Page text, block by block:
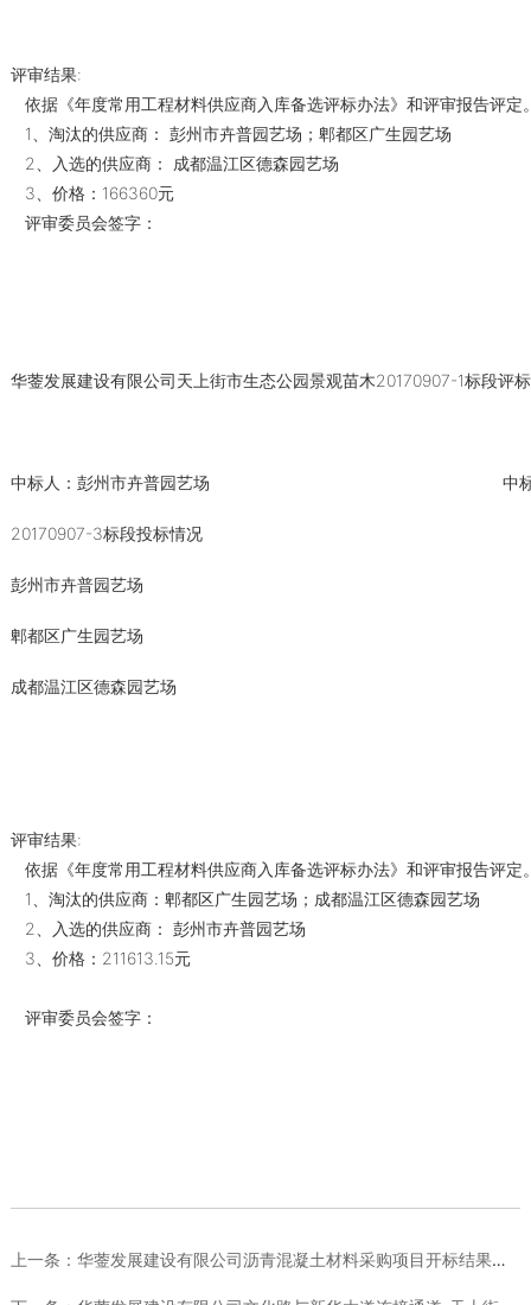
评审结果:
依据《年度常用工程材料供应商入库备选评标办法》和评审报告评定
1、淘汰的供应商： 彭州市卉普园艺场；郫都区广生园艺场
2、入选的供应商： 成都温江区德森园艺场
3、价格：166360元
评审委员会签字：
华蓥发展建设有限公司天上街市生态公园景观苗木20170907-1标段评
中标人：彭州市卉普园艺场 中
20170907-3标段投标情况
彭州市卉普园艺场
郫都区广生园艺场
成都温江区德森园艺场
评审结果:
依据《年度常用工程材料供应商入库备选评标办法》和评审报告评定
1、淘汰的供应商：郫都区广生园艺场；成都温江区德森园艺场
2、入选的供应商： 彭州市卉普园艺场
3、价格：211613.15元
评审委员会签字：
上一条： 华蓥发展建设有限公司沥青混凝土材料采购项目开标结果公告